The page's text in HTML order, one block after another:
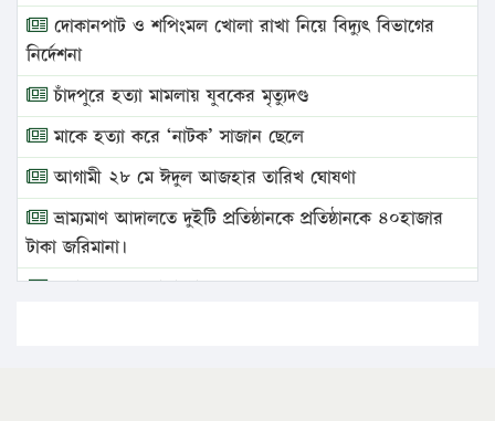
দোকানপাট ও শপিংমল খোলা রাখা নিয়ে বিদ্যুৎ বিভাগের
নির্দেশনা
চাঁদপুরে হত্যা মামলায় যুবকের মৃত্যুদণ্ড
মাকে হত্যা করে ‘নাটক’ সাজান ছেলে
আগামী ২৮ মে ঈদুল আজহার তারিখ ঘোষণা
ভ্রাম্যমাণ আদালতে দুইটি প্রতিষ্ঠানকে প্রতিষ্ঠানকে ৪০হাজার
টাকা জরিমানা।
এবার লঞ্চের ভাড়া বাড়ল